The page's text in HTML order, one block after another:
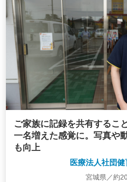
ご家族に記録を共有するこ
一名増えた感覚に。写真や
も向上
医療法人社団
宮城県／約